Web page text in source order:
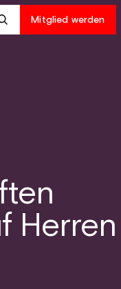
Mitglied werden
Herren